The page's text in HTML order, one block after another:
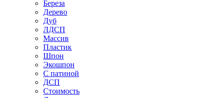
Береза
Дерево
Дуб
ЛДСП
Массив
Пластик
Шпон
Экошпон
С патиной
ДСП
Стоимость